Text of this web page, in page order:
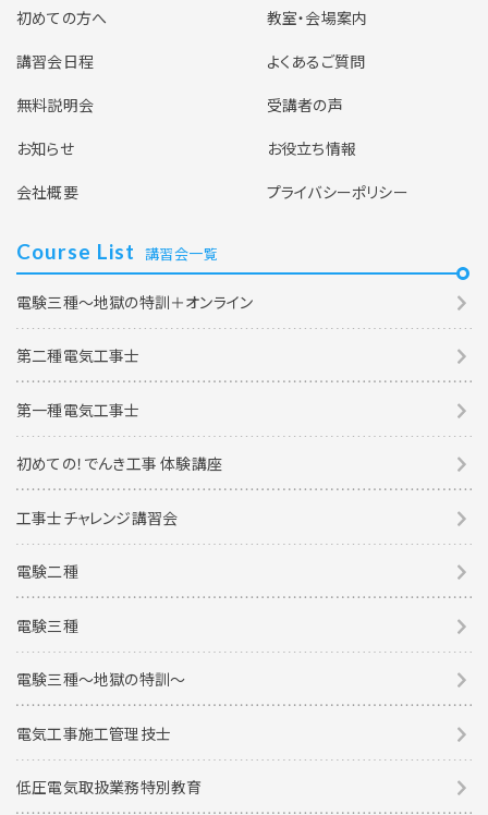
初めての方へ
教室・会場案内
講習会日程
よくあるご質問
無料説明会
受講者の声
お知らせ
お役立ち情報
会社概要
プライバシーポリシー
Course List 講習会一覧
電験三種～地獄の特訓＋オンライン
第二種電気工事士
第一種電気工事士
初めての！でんき工事 体験講座
工事士チャレンジ講習会
電験二種
電験三種
電験三種〜地獄の特訓〜
電気工事施工管理技士
低圧電気取扱業務特別教育